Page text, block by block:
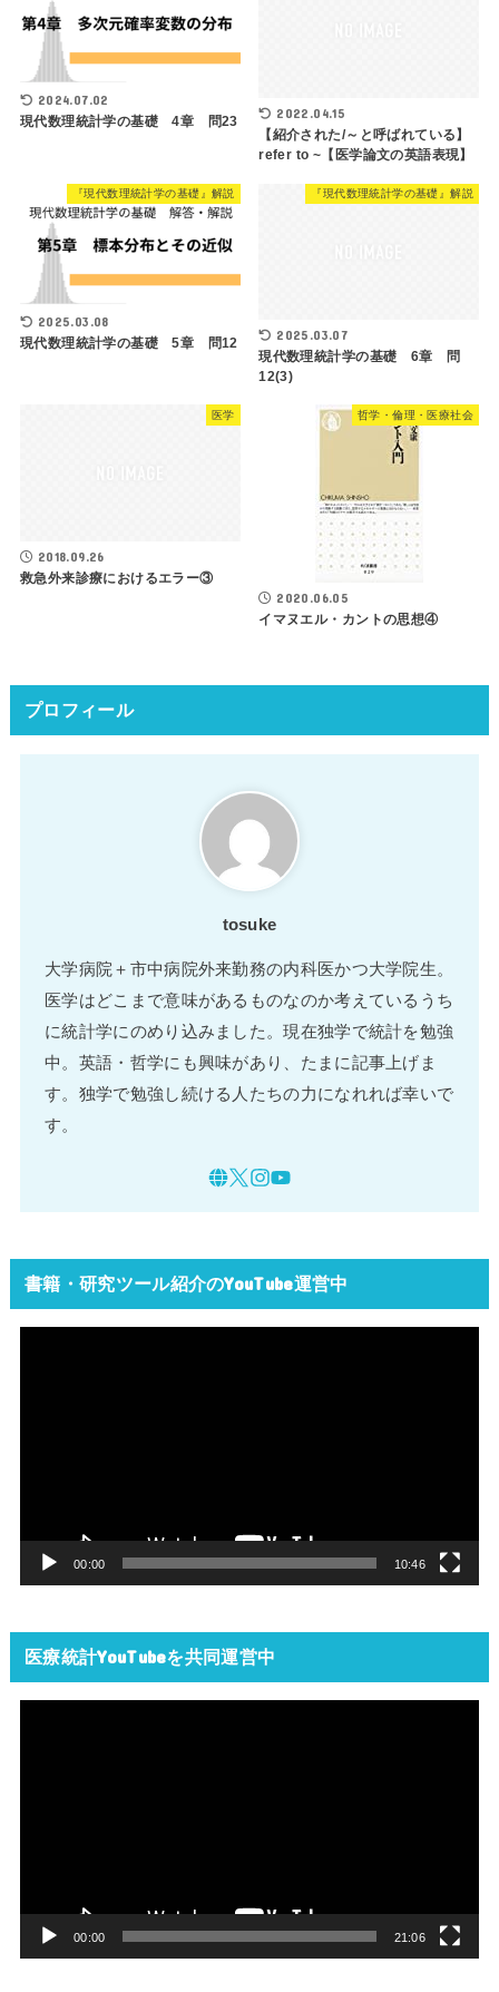
2024.07.02
現代数理統計学の基礎 4章 問23
2022.04.15
【紹介された/～と呼ばれている】
refer to ~【医学論文の英語表現】
『現代数理統計学の基礎』解説
2025.03.08
現代数理統計学の基礎 5章 問12
『現代数理統計学の基礎』解説
2025.03.07
現代数理統計学の基礎 6章 問
12(3)
医学
2018.09.26
救急外来診療におけるエラー③
哲学・倫理・医療社会
2020.06.05
イマヌエル・カントの思想④
プロフィール
tosuke
大学病院＋市中病院外来勤務の内科医かつ大学院生。
医学はどこまで意味があるものなのか考えているうち
に統計学にのめり込みました。現在独学で統計を勉強
中。英語・哲学にも興味があり、たまに記事上げま
す。独学で勉強し続ける人たちの力になれれば幸いで
す。
書籍・研究ツール紹介のYouTube運営中
00:00 10:46
医療統計YouTubeを共同運営中
00:00 21:06